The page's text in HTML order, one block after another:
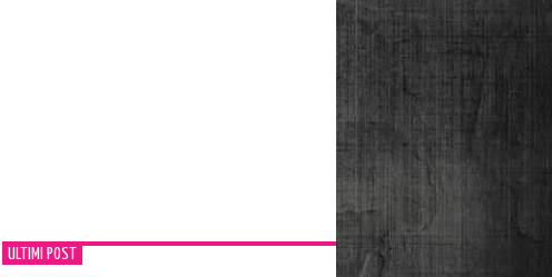
ULTIMI POST